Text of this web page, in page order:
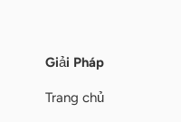
Giải Pháp
Trang chủ